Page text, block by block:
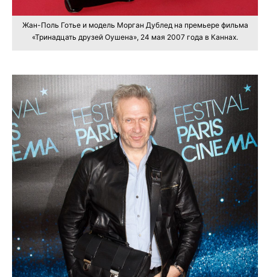
Жан-Поль Готье и модель Морган Дублед на премьере фильма
«Тринадцать друзей Оушена», 24 мая 2007 года в Каннах.